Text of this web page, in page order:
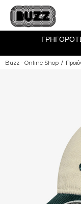
Buzz - Online Shop